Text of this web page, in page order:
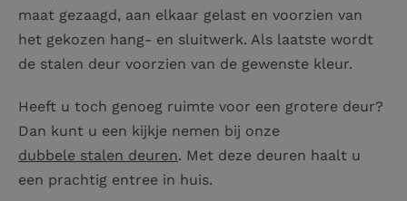
maat gezaagd, aan elkaar gelast en voorzien van
het gekozen hang- en sluitwerk. Als laatste wordt
de stalen deur voorzien van de gewenste kleur.
Heeft u toch genoeg ruimte voor een grotere deur?
Dan kunt u een kijkje nemen bij onze
dubbele stalen deuren. Met deze deuren haalt u
een prachtig entree in huis.